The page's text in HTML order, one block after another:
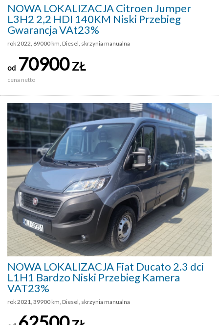
NOWA LOKALIZACJA Citroen Jumper
L3H2 2,2 HDI 140KM Niski Przebieg
Gwarancja VAt23%
rok 2022, 69000 km, Diesel, skrzynia manualna
od 70900ZŁ
cena netto
NOWA LOKALIZACJA Fiat Ducato 2.3 dci
L1H1 Bardzo Niski Przebieg Kamera
VAT23%
rok 2021, 39900 km, Diesel, skrzynia manualna